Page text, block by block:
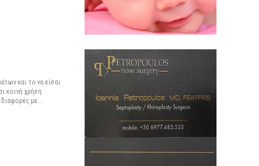
και το να είσαι
κοινή χρήση
με…